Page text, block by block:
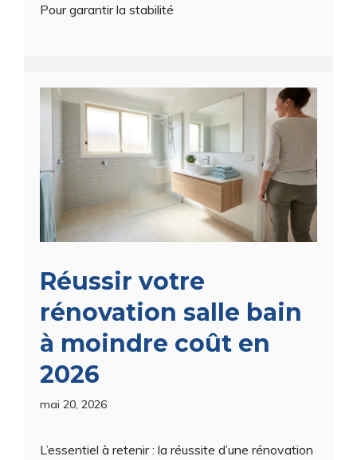
Pour garantir la stabilité
Réussir votre
rénovation salle bain
à moindre coût en
2026
mai 20, 2026
L’essentiel à retenir : la réussite d’une rénovation